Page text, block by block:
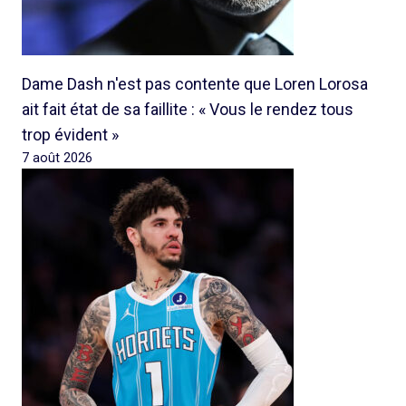
Dame Dash n'est pas contente que Loren Lorosa
ait fait état de sa faillite : « Vous le rendez tous
trop évident »
7 août 2026